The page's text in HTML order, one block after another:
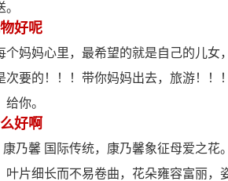
好呢
个妈妈心里，最希望的就是自己的儿
次要的！！！带你妈妈出去，旅游！！
你。
好啊
乃馨 国际传统，康乃馨象征母爱之
片细长而不易卷曲，花朵雍容富丽，